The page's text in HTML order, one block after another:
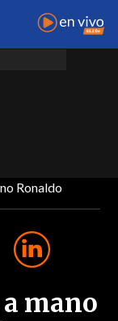
Ronaldo
mano